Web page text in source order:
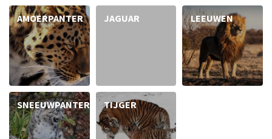
AMOERPANTER JAGUAR LEEUWEN
SNEEUWPANTER TIJGER